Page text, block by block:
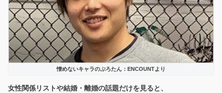
憎めないキャラのぷろたん：ENCOUNTより
女性関係リストや結婚・離婚の話題だけを見ると、